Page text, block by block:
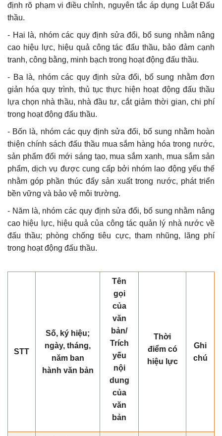
định rõ phạm vi điều chỉnh, nguyên tắc áp dụng Luật Đấu
thầu.
- Hai là, nhóm các quy định sửa đổi, bổ sung nhằm nâng
cao hiệu lực, hiệu quả công tác đấu thầu, bảo đảm cạnh
tranh, công bằng, minh bạch trong hoạt động đấu thầu.
- Ba là, nhóm các quy định sửa đổi, bổ sung nhằm đơn
giản hóa quy trình, thủ tục thực hiện hoạt động đấu thầu
lựa chọn nhà thầu, nhà đầu tư, cắt giảm thời gian, chi phí
trong hoạt động đấu thầu.
- Bốn là, nhóm các quy định sửa đổi, bổ sung nhằm hoàn
thiện chính sách đấu thầu mua sắm hàng hóa trong nước,
sản phẩm đổi mới sáng tạo, mua sắm xanh, mua sắm sản
phẩm, dịch vụ được cung cấp bởi nhóm lao động yếu thế
nhằm góp phần thúc đẩy sản xuất trong nước, phát triển
bền vững và bảo vệ môi trường.
- Năm là, nhóm các quy định sửa đổi, bổ sung nhằm nâng
cao hiệu lực, hiệu quả của công tác quản lý nhà nước về
đấu thầu; phòng chống tiêu cực, tham nhũng, lãng phí
trong hoạt động đấu thầu.
STT
Số, ký hiệu;
ngày, tháng,
năm ban
hành văn bản
Tên
gọi
của
văn
bản/
Trích
yếu
nội
dung
của
văn
bản
Thời
điểm có
hiệu lực
Ghi
chú